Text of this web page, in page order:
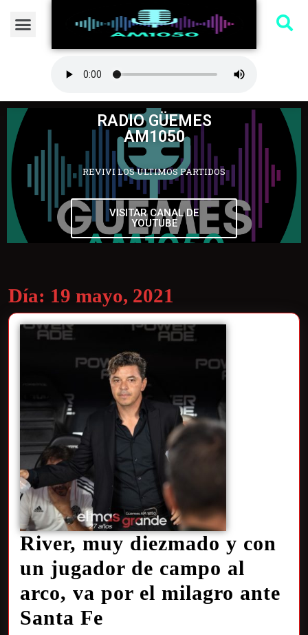
RADIO GÜEMES
AM1050
REVIVI LOS ULTIMOS PARTIDOS
VISITAR CANAL DE
YOUTUBE
Día: 19 mayo, 2021
River, muy diezmado y con
un jugador de campo al
arco, va por el milagro ante
Santa Fe